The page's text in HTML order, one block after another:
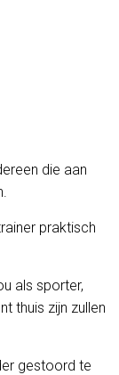
die aan
praktisch
als sporter,
thuis zijn zullen
gestoord te